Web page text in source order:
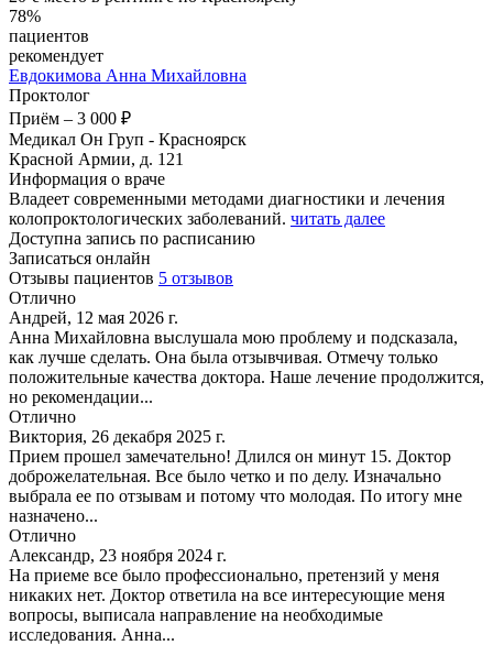
78%
пациентов
рекомендует
Евдокимова Анна Михайловна
Проктолог
Приём – 3 000 ₽
Медикал Он Груп - Красноярск
Красной Армии, д. 121
Информация о враче
Владеет современными методами диагностики и лечения
колопроктологических заболеваний. читать далее
Доступна запись по расписанию
Записаться онлайн
Отзывы пациентов 5 отзывов
Отлично
Андрей, 12 мая 2026 г.
Анна Михайловна выслушала мою проблему и подсказала,
как лучше сделать. Она была отзывчивая. Отмечу только
положительные качества доктора. Наше лечение продолжится,
но рекомендации...
Отлично
Виктория, 26 декабря 2025 г.
Прием прошел замечательно! Длился он минут 15. Доктор
доброжелательная. Все было четко и по делу. Изначально
выбрала ее по отзывам и потому что молодая. По итогу мне
назначено...
Отлично
Александр, 23 ноября 2024 г.
На приеме все было профессионально, претензий у меня
никаких нет. Доктор ответила на все интересующие меня
вопросы, выписала направление на необходимые
исследования. Анна...